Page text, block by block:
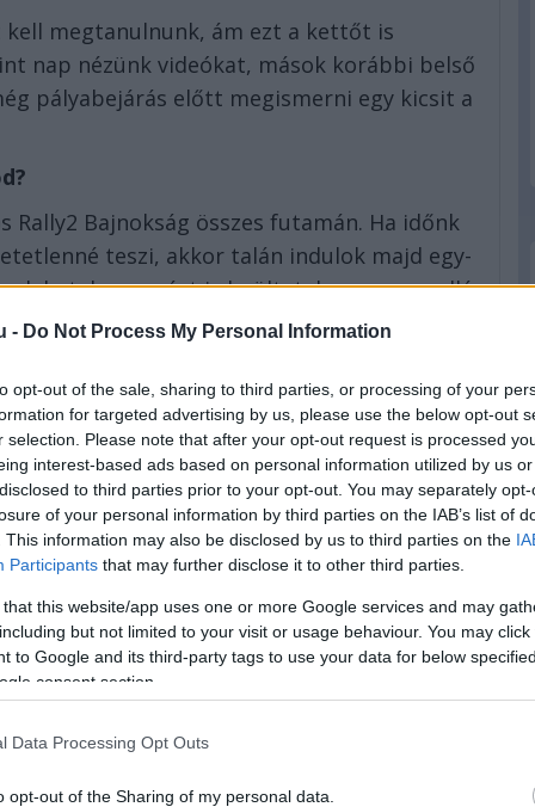
- Do Not Process My Personal Information
opt-out of the sale, sharing to third parties, or processing of your
for targeted advertising by us, please use the below opt-out
selection. Please note that after your opt-out request is processed
interest-based ads based on personal information utilized by us
to third parties prior to your opt-out. You may separately
of your personal information by third parties on the IAB’s list of
This information may also be disclosed by us to third parties on the
Participants that may further disclose it to other third parties.
that this website/app uses one or more Google services and may
but not limited to your visit or usage behaviour. You may
to Google and its third-party tags to use your data for below
consent section.
Data Processing Opt Outs
opt-out of the Sharing of my personal data.
kell megtanulnunk, ám ezt a kettőt is
nap nézünk videókat, mások korábbi belső
pályabejárás előtt megismerni egy kicsit a
Rally2 Bajnokság összes futamán. Ha időnk
teszi, akkor talán indulok majd egy-
lehet, hogy mást is beültetek magam mellé,
az előbb említett videók alapján, a fizikai
meg, legyen ez futás vagy az én esetemben
célzott torna.
mi a célotok erre a szezonra
a Mecsek Rallye-n és a
hogy már a komplett bajnokságban
versenyzőkként.